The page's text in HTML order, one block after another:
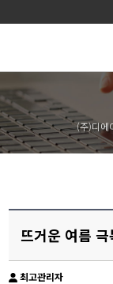
소개
종
합
건
설
업
업
토목건축
공사업
산업ㆍ환
경설비공
지반조성
장공사업
도장·습
비공사업
철강구조
사업
공
제
조
합
건설
법
법령
서식
법령
관
서
(주)디에
뜨거운 여름
최고관리자